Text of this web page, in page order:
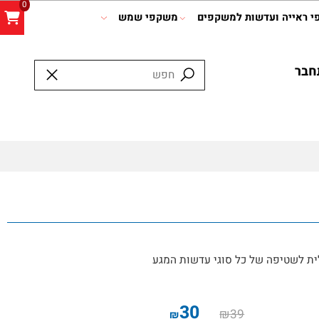
0
ועדשות למשקפים משקפי שמש